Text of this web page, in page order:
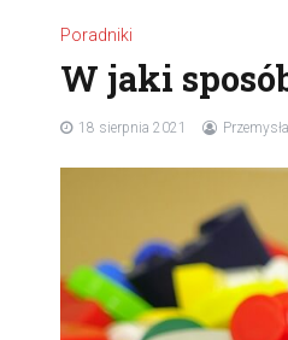
Poradniki
W jaki
18 sierpnia 2021